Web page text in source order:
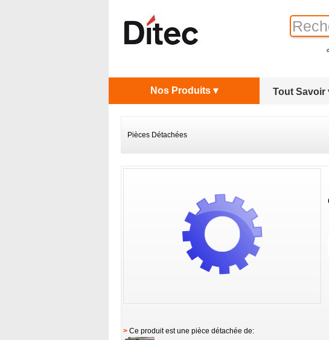
Tout Savoir
Nos Produits ▾
Pièces Détachées
>Ce produit est une pièce détachée de: